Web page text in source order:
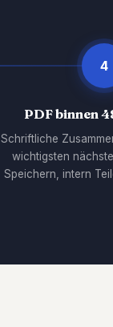
4
PDF binnen
Schriftliche
wichtigsten
Speichern, intern